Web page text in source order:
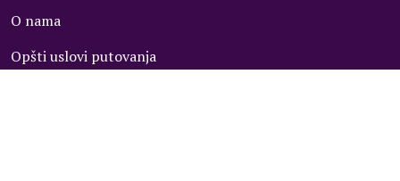
O nama
Opšti uslovi putovanja